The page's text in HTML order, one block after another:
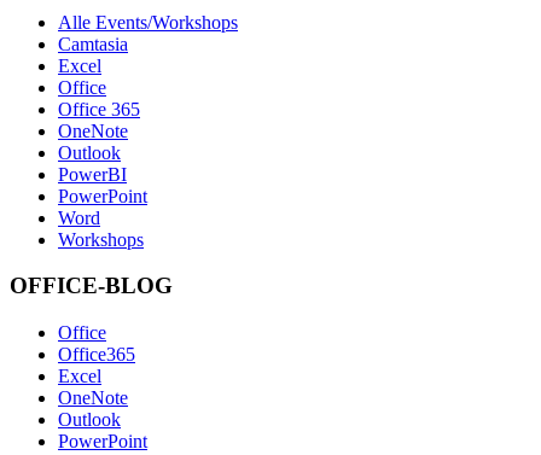
Alle Events/Workshops
Camtasia
Excel
Office
Office 365
OneNote
Outlook
PowerBI
PowerPoint
Word
Workshops
OFFICE-BLOG
Office
Office365
Excel
OneNote
Outlook
PowerPoint